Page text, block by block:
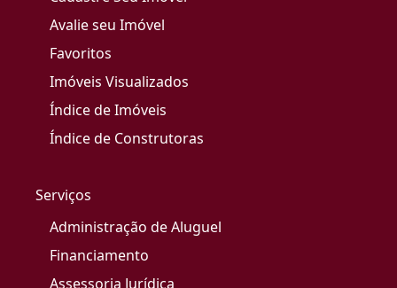
Avalie seu Imóvel
Favoritos
Imóveis Visualizados
Índice de Imóveis
Índice de Construtoras
Serviços
Administração de Aluguel
Financiamento
Assessoria Jurídica